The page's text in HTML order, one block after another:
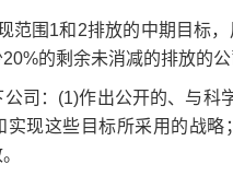
范围1和2排放的中期目标
的剩余未消减的排放的公
司：(1)作出公开的、与
实现这些目标所采用的战